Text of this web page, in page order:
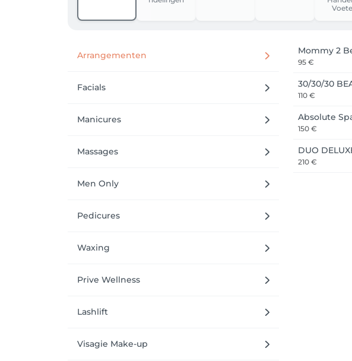
Arrangementen
Facials
Manicures
Massages
Men Only
Pedicures
Waxing
Prive Wellness
Lashlift
Visagie Make-up
Mommy 2
95 €
30/30/30
110 €
Absolute
150 €
DUO
210 €